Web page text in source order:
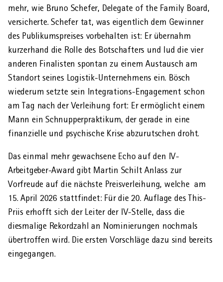
mehr, wie Bruno Schefer, Delegate of the Family Board,
versicherte. Schefer tat, was eigentlich dem Gewinner
des Publikums­preises vorbehalten ist: Er übernahm
kurzerhand die Rolle des Botschafters und lud die vier
anderen Finalisten spontan zu einem Austausch am
Standort seines Logistik-Unternehmens ein. Bösch
wiederum setzte sein Integrations-Engagement schon
am Tag nach der Verleihung fort: Er ermöglicht einem
Mann ein Schnupper­praktikum, der gerade in eine
finanzielle und psychische Krise abzurutschen droht.
Das einmal mehr gewachsene Echo auf den IV-
Arbeitgeber-Award gibt Martin Schilt Anlass zur
Vorfreude auf die nächste Preis­verleihung, welche am
15. April 2026 stattfindet: Für die 20. Auflage des This-
Priis erhofft sich der Leiter der IV-Stelle, dass die
diesmalige Rekordzahl an Nominierungen nochmals
über­troffen wird. Die ersten Vorschläge dazu sind bereits
eingegangen.